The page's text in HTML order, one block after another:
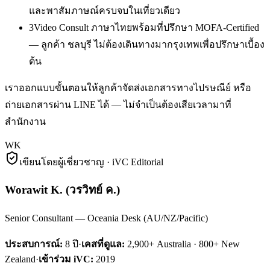
และพาสัมภาษณ์ครบจบในเที่ยวเดียว
3Video Consult ภาษาไทยพร้อมที่ปรึกษา MOFA-Certified
— ลูกค้า ชลบุรี ไม่ต้องเดินทางมากรุงเทพเพื่อปรึกษาเบื้อง
ต้น
เราออกแบบขั้นตอนให้ลูกค้าจัดส่งเอกสารทางไปรษณีย์ หรือ
ถ่ายเอกสารผ่าน LINE ได้ — ไม่จำเป็นต้องเสียเวลามาที่
สำนักงาน
WK
เขียนโดยผู้เชี่ยวชาญ · iVC Editorial
Worawit K. (วรวิทย์ ค.)
Senior Consultant — Oceania Desk (AU/NZ/Pacific)
ประสบการณ์: 8 ปี·เคสที่ดูแล: 2,900+ Australia · 800+ New
Zealand·เข้าร่วม iVC: 2019